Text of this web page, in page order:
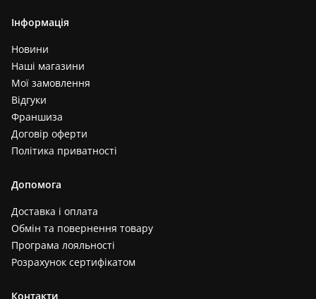
Інформація
Новини
Наші магазини
Мої замовлення
Відгуки
Франшиза
Договір оферти
Політика приватності
Допомога
Доставка і оплата
Обмін та повернення товару
Програма лояльності
Розрахунок сертифікатом
Контакти